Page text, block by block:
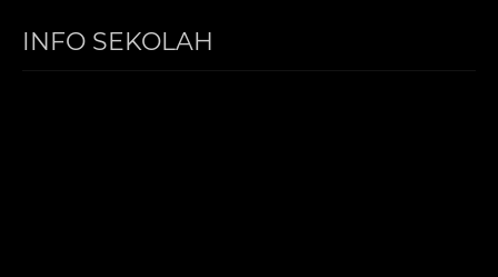
INFO SEKOLAH